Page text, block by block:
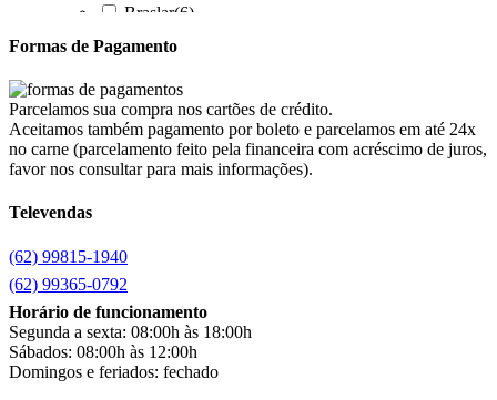
Braslar(6)
Britânia
cadence
Cairu(7)
Canaã Moveis (0)
Canaã Móveis(2)
Carioca Móveis(8)
Clarice
clock
Colibri
Colli(53)
Colormaq(43)
Companhia do Estofado
Formas de Pagamento
Parcelamos sua compra nos cartões de crédito.
Aceitamos também pagamento por boleto e parcelamos em até 24x
no carne (parcelamento feito pela financeira com acréscimo de juros,
favor nos consultar para mais informações).
Televendas
(62) 99815-1940
(62) 99365-0792
Horário de funcionamento
Segunda a sexta: 08:00h às 18:00h
Sábados: 08:00h às 12:00h
Domingos e feriados: fechado